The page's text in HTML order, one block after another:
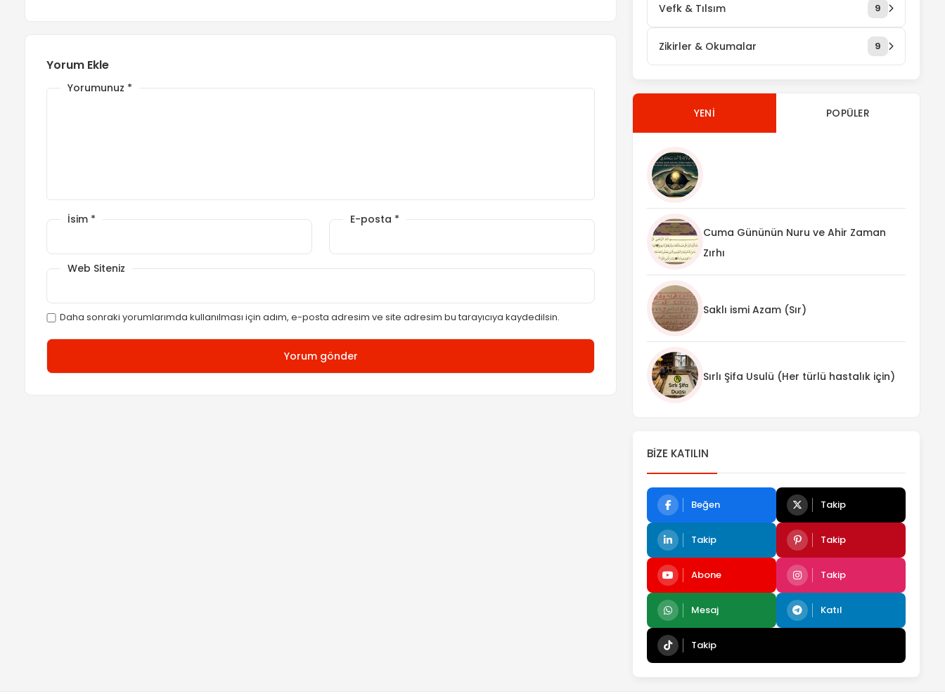
Yorum Ekle
Yorumunuz *
İsim * E-posta *
Web Siteniz
Daha sonraki yorumlarımda kullanılması için adım, e-posta adresim ve site adresim bu tarayıcıya kaydedilsin.
Vefk & Tılsım 9
Zikirler & Okumalar 9
YENI POPÜLER
Cuma Gününün Nuru ve Ahir Zaman
Zırhı
Saklı ismi Azam (Sır)
Sırlı Şifa Usulü (Her türlü hastalık için)
BIZE KATILIN
Beğen Takip
Takip Takip
Abone Takip
Mesaj Katıl
Takip